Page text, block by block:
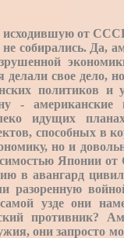
исходившую от
собирались. Да,
делали свое дело,
политиков и
-
идущих
способных в
но и
Японии
в авангард
узде они
противник?
, они запросто